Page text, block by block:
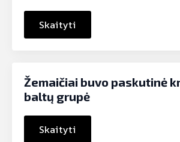
Skaityti
Žemaičiai buvo paskutinė
baltų grupė
Skaityti